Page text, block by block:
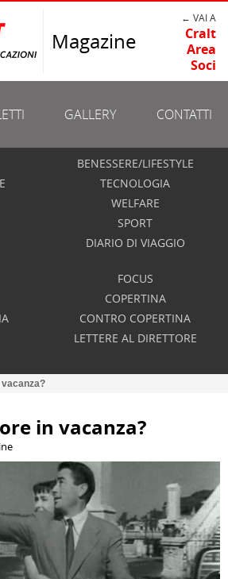
Magazine
← VAI A
Cralt
Area
Soci
GALLERY CONTATTI
BENESSERE/LIFESTYLE
TECNOLOGIA
WELFARE
SPORT
DIARIO DI VIAGGIO
FOCUS
COPERTINA
CONTRO COPERTINA
LETTERE AL DIRETTORE
in vacanza?